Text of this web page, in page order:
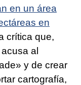
en un área
en
crítica que,
al
y de crear
cartografía,